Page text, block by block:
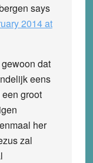
says
2014 at
dat
eens
groot
her
zal